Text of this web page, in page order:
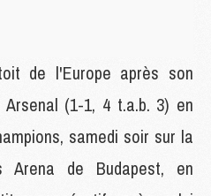
de l'Europe après son
(1-1, 4 t.a.b. 3) en
samedi soir sur la
Arena de Budapest, en